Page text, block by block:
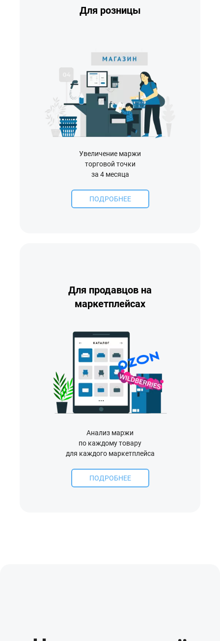
Для розницы
Увеличение маржи
торговой точки
за 4 месяца
ПОДРОБНЕЕ
Для продавцов на
маркетплейсах
Анализ маржи
по каждому товару
для каждого маркетплейса
ПОДРОБНЕЕ